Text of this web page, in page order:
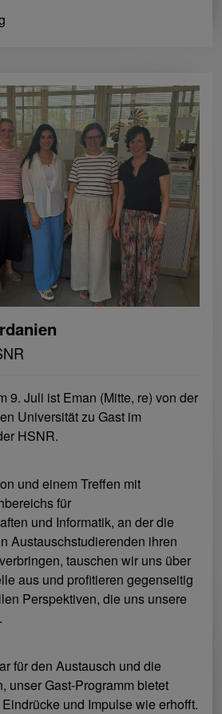
9. Juli ist Eman (Mitte, re) von der
Universität zu Gast im
HSNR.
und einem Treffen mit
für
und Informatik, an der die
Austauschstudierenden ihren
tauschen wir uns über
aus und profitieren gegenseitig
Perspektiven, die uns unsere
für den Austausch und die
unser Gast-Programm bietet
und Impulse wie erhofft.